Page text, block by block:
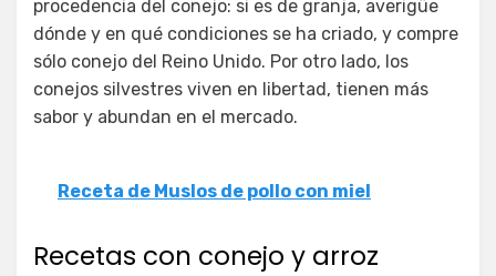
procedencia del conejo: si es de granja, averigüe
dónde y en qué condiciones se ha criado, y compre
sólo conejo del Reino Unido. Por otro lado, los
conejos silvestres viven en libertad, tienen más
sabor y abundan en el mercado.
Receta de Muslos de pollo con miel
Recetas con conejo y arroz